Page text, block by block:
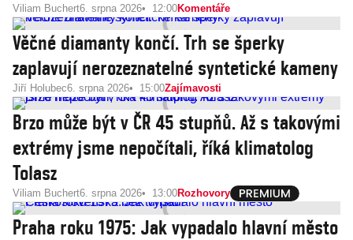
Viliam Buchert6. srpna 2026 12:00Komentáře
Věčné diamanty končí. Trh se šperky
zaplavují nerozeznatelné syntetické kameny
Jiří Holubec6. srpna 2026 15:00Zajímavosti
Brzo může být v ČR 45 stupňů. Až s takovými
extrémy jsme nepočítali, říká klimatolog
Tolasz
Viliam Buchert6. srpna 2026 13:00Rozhovory
Praha roku 1975: Jak vypadalo hlavní město